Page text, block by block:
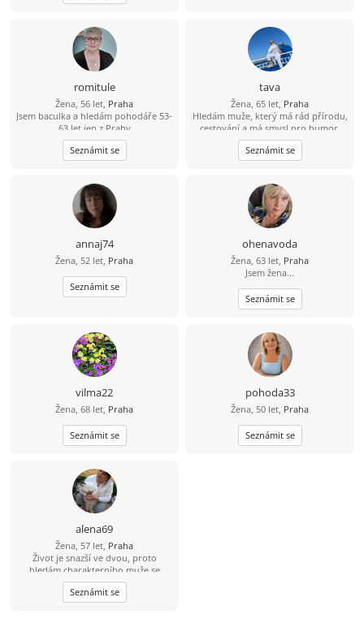
romitule
Žena, 56 let, Praha
Jsem baculka a hledám pohodáře 53-
63 let jen z Prahy
Seznámit se
tava
Žena, 65 let, Praha
Hledám muže, který má rád přírodu,
cestování a má smysl pro humor.
Seznámit se
annaj74
Žena, 52 let, Praha
Seznámit se
ohenavoda
Žena, 63 let, Praha
Jsem žena...
Seznámit se
vilma22
Žena, 68 let, Praha
Seznámit se
pohoda33
Žena, 50 let, Praha
Seznámit se
alena69
Žena, 57 let, Praha
Život je snazší ve dvou, proto
hledám charakterního muže se
smyslem pro humor, s kterým si
můžeme být oporou i v době, kdy
nám nebude do smíchu.
Seznámit se